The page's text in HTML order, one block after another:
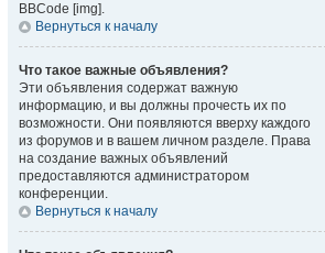
BBCode [img].
Вернуться к началу
Что такое важные объявления?
Эти объявления содержат важную
информацию, и вы должны прочесть их по
возможности. Они появляются вверху каждого
из форумов и в вашем личном разделе. Права
на создание важных объявлений
предоставляются администратором
конференции.
Вернуться к началу